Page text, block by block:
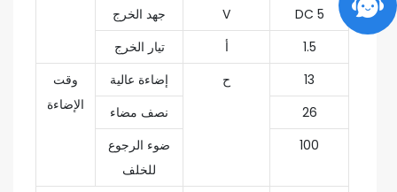
جهد الخرج
V
DC 5
تيار الخرج
أ
1.5
وقت
الإضاءة
إضاءة عالية ح
13
نصف مضاء
26
ضوء الرجوع
للخلف
100